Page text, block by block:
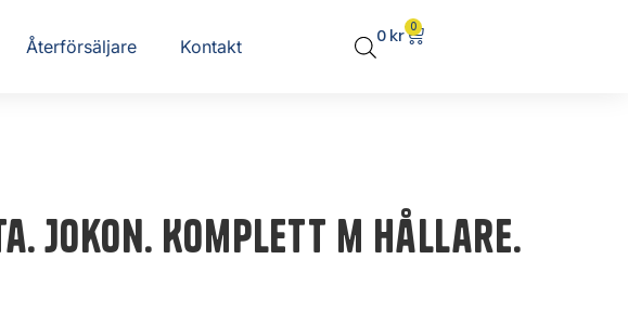
Återförsäljare Kontakt
0 kr 0
Jokon. Komplett m hållare.